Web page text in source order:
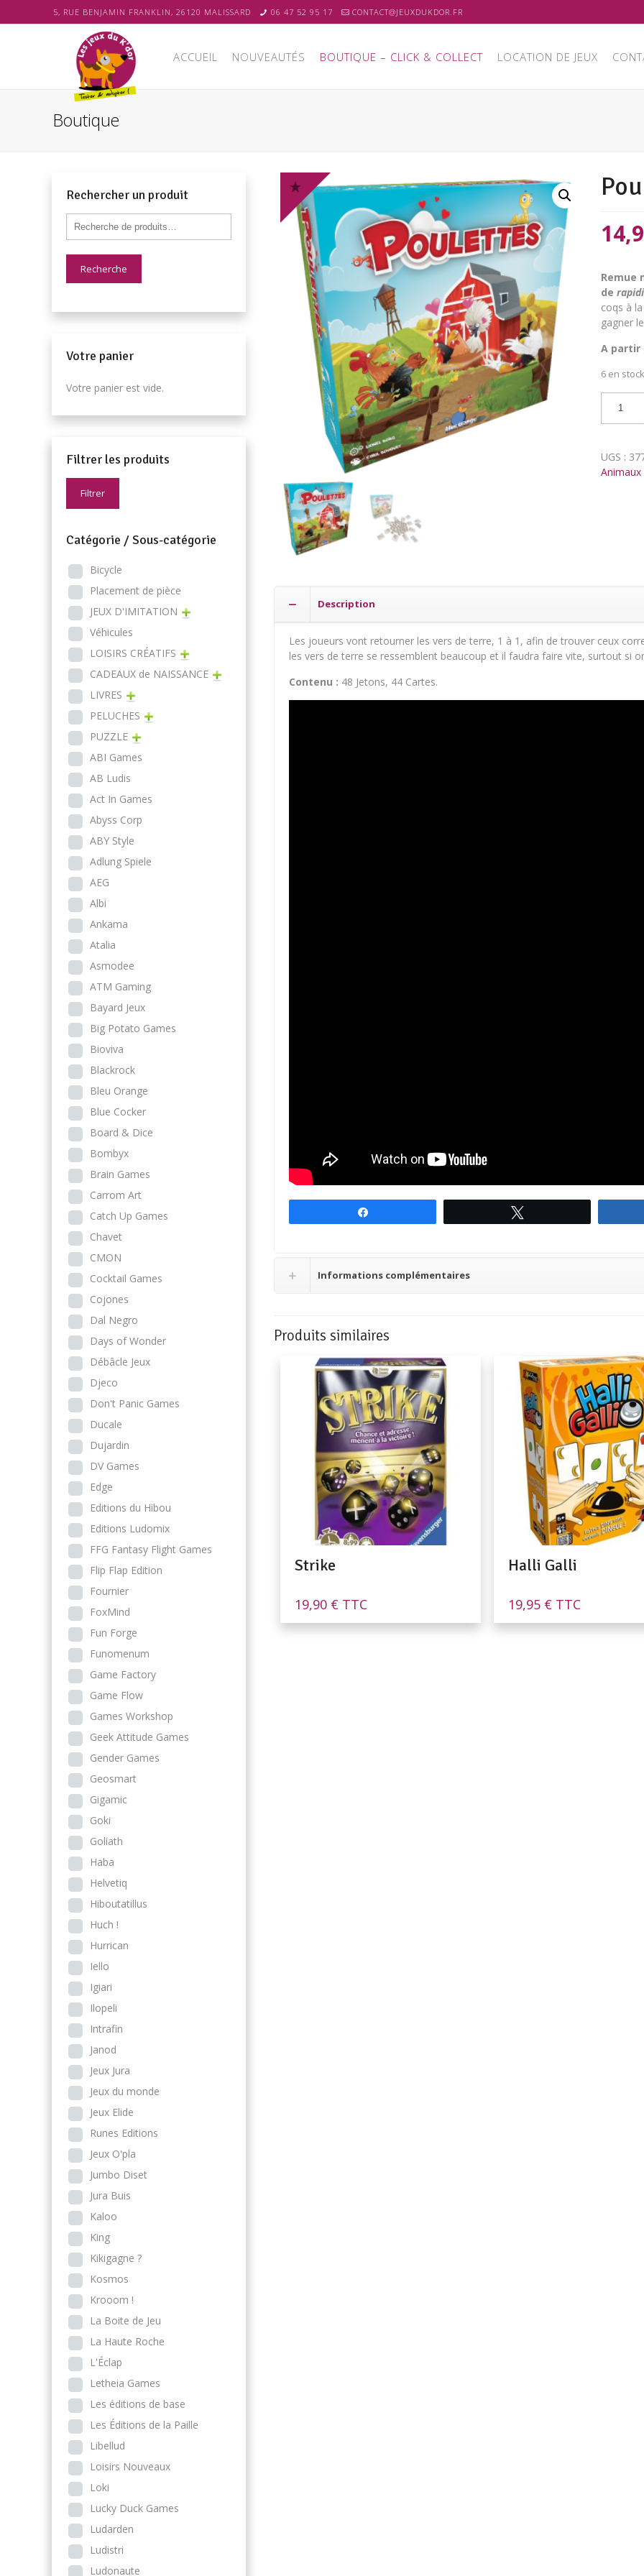
5, RUE BENJAMIN FRANKLIN, 26120 MALISSARD 06 47 52 95 17 CONTACT@JEUXDUKDOR.FR
ACCUEIL NOUVEAUTÉS BOUTIQUE – CLICK & COLLECT LOCATION DE JEUX
Boutique
Le
prix
Remue
de
coqs à
gagner
A partir
6 en stock
UGS :
Description
Les joueurs vont retourner les vers de terre, 1 à 1, afin de trouver ceux
les vers de terre se ressemblent beaucoup et il faudra faire vite, surtout si
Contenu : 48 Jetons, 44 Cartes.
Informations complémentaires
Produits similaires
Strike
19,90 € TTC
Halli Galli
19,95 € TTC
Rechercher un produit
Recherche
Votre panier
Votre panier est vide.
Filtrer les produits
Filtrer
Catégorie / Sous-catégorie
Bicycle
Placement de pièce
JEUX D'IMITATION
Véhicules
LOISIRS CRÉATIFS
CADEAUX de NAISSANCE
LIVRES
PELUCHES
PUZZLE
ABI Games
AB Ludis
Act In Games
Abyss Corp
ABY Style
Adlung Spiele
AEG
Albi
Ankama
Atalia
Asmodee
ATM Gaming
Bayard Jeux
Big Potato Games
Bioviva
Blackrock
Bleu Orange
Blue Cocker
Board & Dice
Bombyx
Brain Games
Carrom Art
Catch Up Games
Chavet
CMON
Cocktail Games
Cojones
Dal Negro
Days of Wonder
Débâcle Jeux
Djeco
Don't Panic Games
Ducale
Dujardin
DV Games
Edge
Editions du Hibou
Editions Ludomix
FFG Fantasy Flight Games
Flip Flap Edition
Fournier
FoxMind
Fun Forge
Funomenum
Game Factory
Game Flow
Games Workshop
Geek Attitude Games
Gender Games
Geosmart
Gigamic
Goki
Goliath
Haba
Helvetiq
Hiboutatillus
Huch !
Hurrican
Iello
Igiari
Ilopeli
Intrafin
Janod
Jeux Jura
Jeux du monde
Jeux Elide
Runes Editions
Jeux O'pla
Jumbo Diset
Jura Buis
Kaloo
King
Kikigagne ?
Kosmos
Krooom !
La Boite de Jeu
La Haute Roche
L'Éclap
Letheia Games
Les éditions de base
Les Éditions de la Paille
Libellud
Loisirs Nouveaux
Loki
Lucky Duck Games
Ludarden
Ludistri
Ludonaute